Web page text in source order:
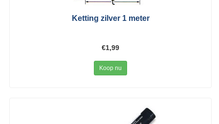
Ketting zilver 1 meter
€1,99
Koop nu